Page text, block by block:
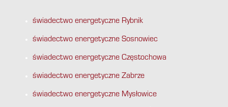
świadectwo energetyczne Rybnik
świadectwo energetyczne Sosnowiec
świadectwo energetyczne Częstochowa
świadectwo energetyczne Zabrze
świadectwo energetyczne Mysłowice